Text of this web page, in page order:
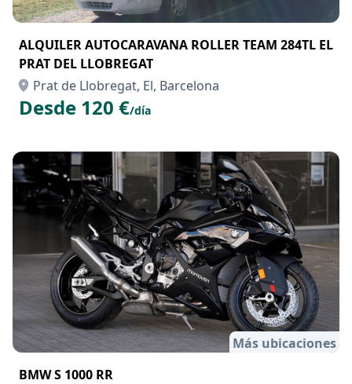
ALQUILER AUTOCARAVANA ROLLER TEAM 284TL EL
PRAT DEL LLOBREGAT
Prat de Llobregat, El, Barcelona
Desde 120 €/día
Más ubicaciones
BMW S 1000 RR